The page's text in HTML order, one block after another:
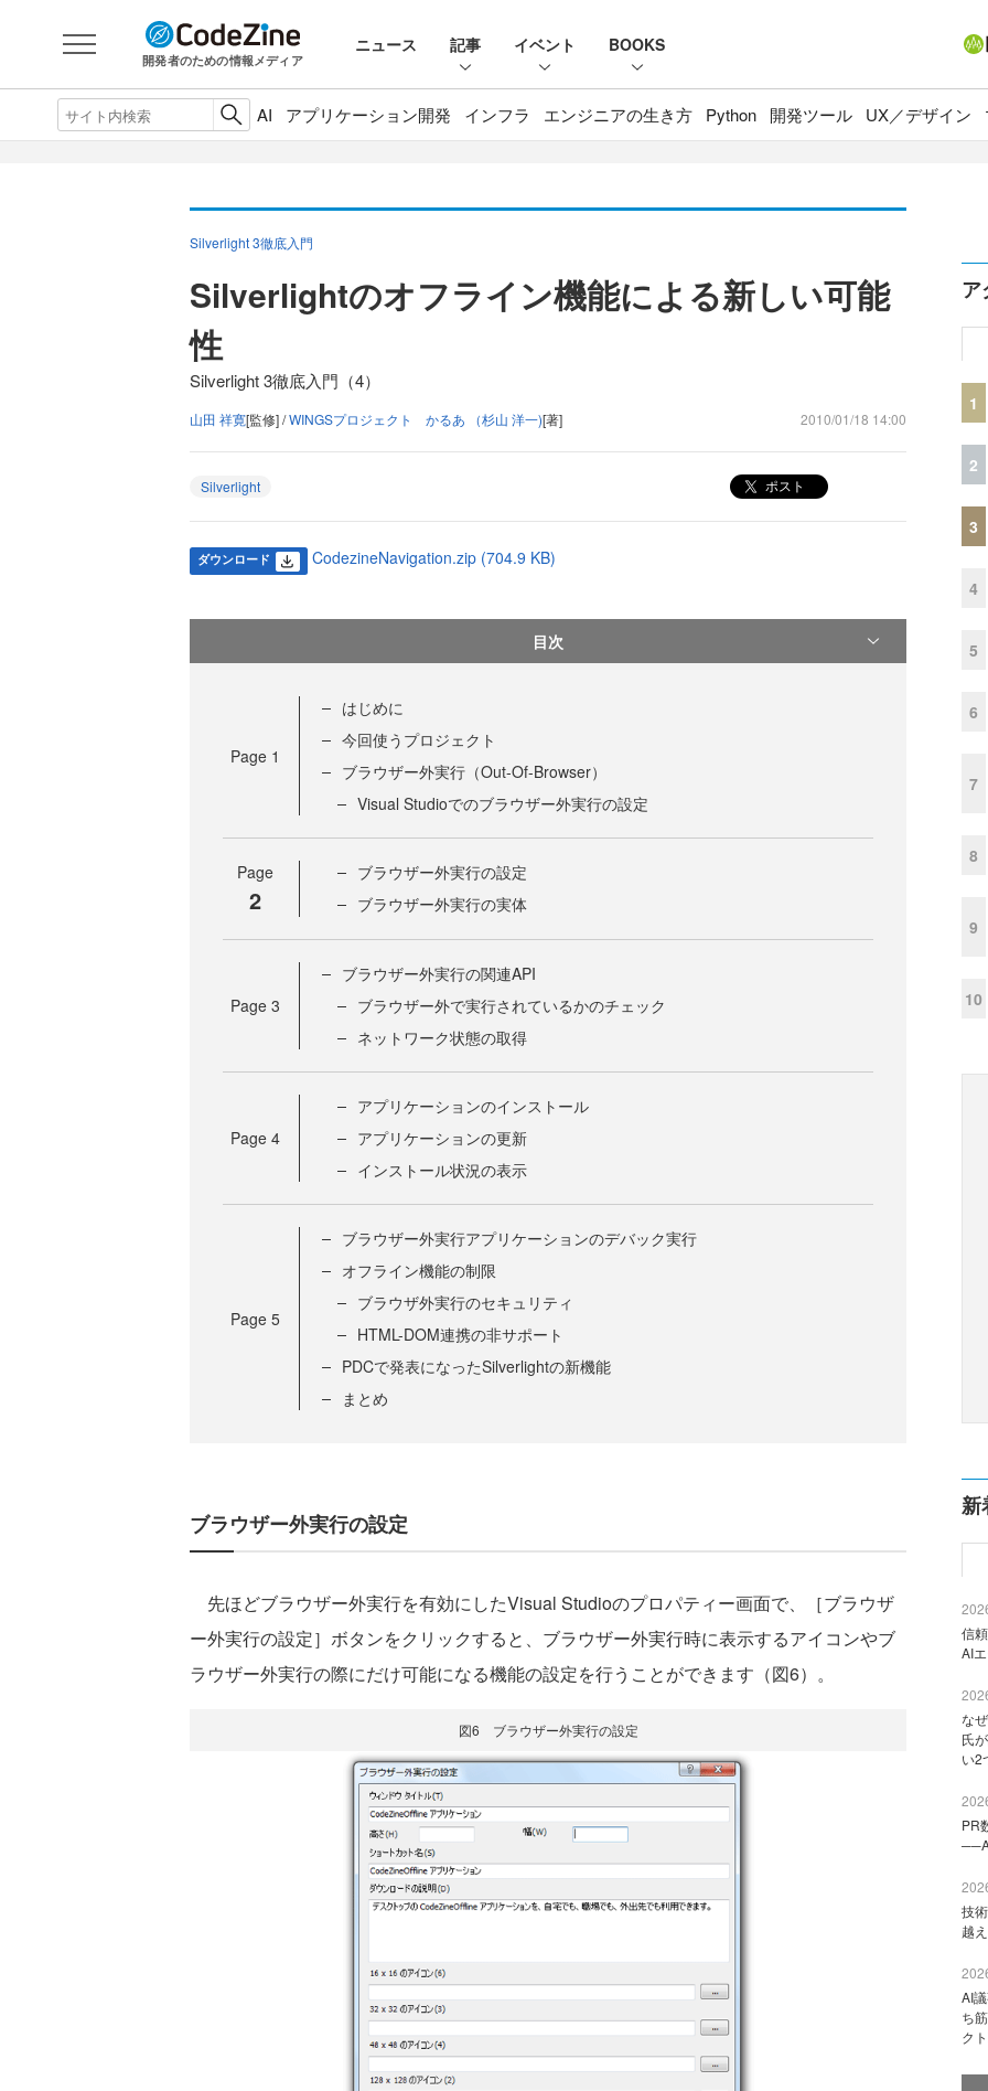
開発者のための情報メディア
ニュース 記事 イベント BOOKS
AI アプリケーション開発 インフラ エンジニアの生き方 Python 開発ツール UX／デザイン
Silverlight 3徹底入門
Silverlightのオフライン機能による新しい可能
性
Silverlight 3徹底入門（4）
山田 祥寛[監修] /WINGSプロジェクト かるあ （杉山 洋一)[著] 2010/01/18 14:00
Silverlight ポスト
ダウンロード CodezineNavigation.zip (704.9 KB)
目次
Page 1
はじめに
今回使うプロジェクト
ブラウザー外実行（Out-Of-Browser）
Visual Studioでのブラウザー外実行の設定
Page
2
ブラウザー外実行の設定
ブラウザー外実行の実体
Page 3
ブラウザー外実行の関連API
ブラウザー外で実行されているかのチェック
ネットワーク状態の取得
Page 4
アプリケーションのインストール
アプリケーションの更新
インストール状況の表示
Page 5
ブラウザー外実行アプリケーションのデバック実行
オフライン機能の制限
ブラウザ外実行のセキュリティ
HTML-DOM連携の非サポート
PDCで発表になったSilverlightの新機能
まとめ
ブラウザー外実行の設定
先ほどブラウザー外実行を有効にしたVisual Studioのプロパティー画面で、［ブラウザ
ー外実行の設定］ボタンをクリックすると、ブラウザー外実行時に表示するアイコンやブ
ラウザー外実行の際にだけ可能になる機能の設定を行うことができます（図6）。
図6 ブラウザー外実行の設定
ア
1
2
3
4
5
6
7
8
9
10
新
信
AI
な
氏
い2
PR
技
越
AI
ち
ク